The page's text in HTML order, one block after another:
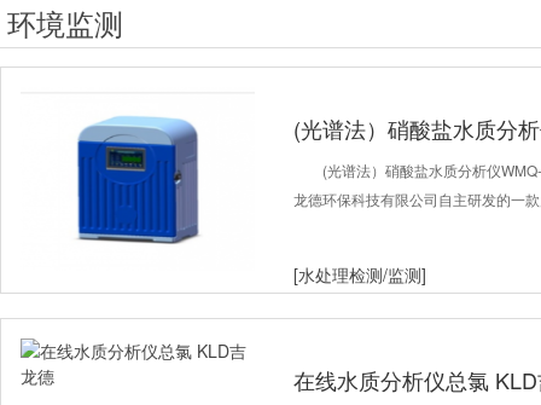
环境监测
(光谱法）硝酸盐水质分
(光谱法）硝酸盐水质分析仪
龙德环保科技有限公司自主研发的一
[水处理检测/监测]
在线水质分析仪总氯